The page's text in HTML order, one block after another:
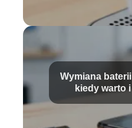
Wymiana
kiedy warto